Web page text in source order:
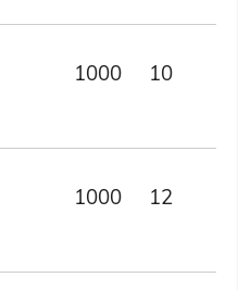
1000 10
1000 12